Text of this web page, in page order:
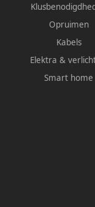
Opruimen
Kabels
Elektra &
Smart home